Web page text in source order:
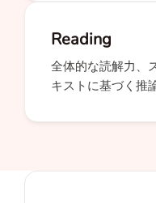
Reading
全体的な読解力、
キストに基づく推